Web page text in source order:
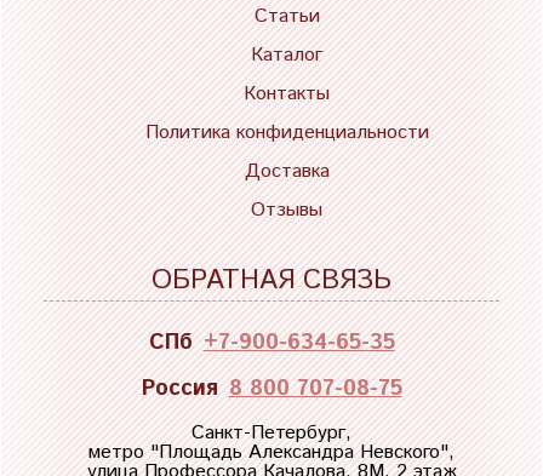
Статьи
Каталог
Контакты
Политика конфиденциальности
Доставка
Отзывы
ОБРАТНАЯ СВЯЗЬ
СПб +7-900-634-65-35
Россия 8 800 707-08-75
Санкт-Петербург,
метро "Площадь Александра Невского",